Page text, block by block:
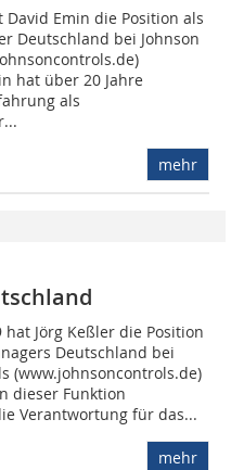
Emin die Position als
Deutschland bei Johnson
hat über 20 Jahre
als
mehr
hat Jörg Keßler die Position
Deutschland bei
(www.johnsoncontrols.de)
dieser Funktion
Verantwortung für das...
mehr